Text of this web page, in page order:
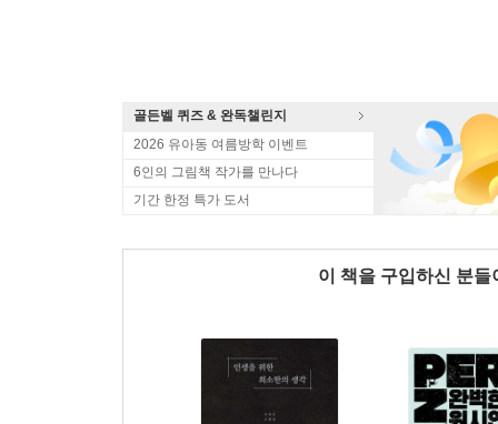
골든벨 퀴즈 & 완독챌린지
2026 유아동 여름방학 이벤트
6인의 그림책 작가를 만나다
기간 한정 특가 도서
이 책을 구입하신 분